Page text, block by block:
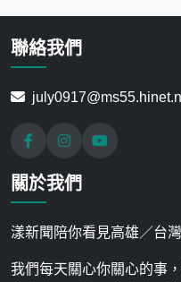
聯絡我們
關於我們
漾新聞陪你看見高雄／台
我們每天關心你關心的事